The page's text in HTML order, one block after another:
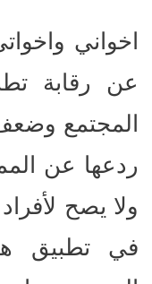
اخواني
عن رقابة
المجتمع
ردعها عن
ولا يصح
في تطبيق